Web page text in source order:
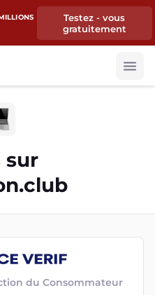
Testez - vous
gratuitement
sur
du Consommateur